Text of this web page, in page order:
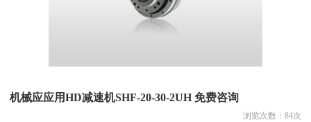
机械应应用HD减速机SHF-20-30-2UH 免费咨询
浏览次数： 84次